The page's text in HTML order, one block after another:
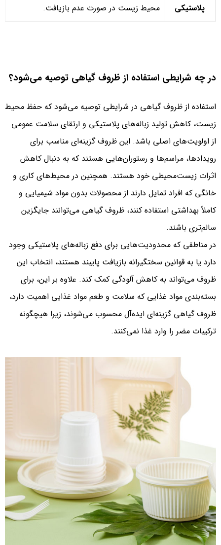
پلاستیکی
محیط زیست در صورت عدم بازیافت.
در چه شرایطی استفاده از ظروف گیاهی توصیه می‌شود؟
استفاده از ظروف گیاهی در شرایطی توصیه می‌شود که حفظ محیط
زیست، کاهش تولید زباله‌های پلاستیکی و ارتقای سلامت عمومی
از اولویت‌های اصلی باشد. این ظروف گزینه‌ای مناسب برای
رویدادها، مراسم‌ها و رستوران‌هایی هستند که به دنبال کاهش
اثرات زیست‌محیطی خود هستند. همچنین در محیط‌های کاری و
خانگی که افراد تمایل دارند از محصولات بدون مواد شیمیایی و
کاملاً بهداشتی استفاده کنند، ظروف گیاهی می‌توانند جایگزین
سالم‌تری باشند.
در مناطقی که محدودیت‌هایی برای دفع زباله‌های پلاستیکی وجود
دارد یا به قوانین سختگیرانه بازیافت پایبند هستند، انتخاب این
ظروف می‌تواند به کاهش آلودگی کمک کند. علاوه بر این، برای
بسته‌بندی مواد غذایی که سلامت و طعم مواد غذایی اهمیت دارد،
ظروف گیاهی گزینه‌ای ایده‌آل محسوب می‌شوند، زیرا هیچگونه
ترکیبات مضر را وارد غذا نمی‌کنند.